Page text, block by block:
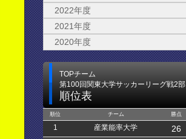
2022年度
2021年度
2020年度
TOPチーム
第100回関東大学サッカーリーグ戦2部
順位表
順位 チーム 勝点
1 産業能率大学 26